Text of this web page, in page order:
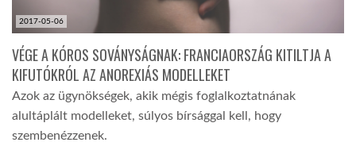
2017-05-06
VÉGE A KÓROS SOVÁNYSÁGNAK: FRANCIAORSZÁG KITILTJA A
KIFUTÓKRÓL AZ ANOREXIÁS MODELLEKET
Azok az ügynökségek, akik mégis foglalkoztatnának
alultáplált modelleket, súlyos bírsággal kell, hogy
szembenézzenek.